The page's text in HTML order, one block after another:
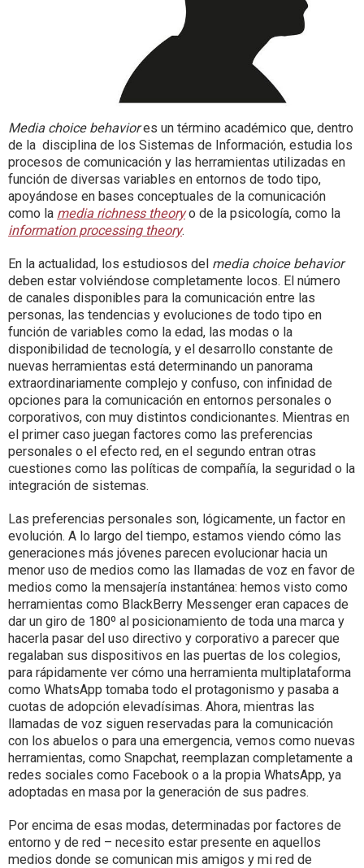
Media choice behaviores un término académico que, dentro
de la disciplina de los Sistemas de Información, estudia los
procesos de comunicación y las herramientas utilizadas en
función de diversas variables en entornos de todo tipo,
apoyándose en bases conceptuales de la comunicación
como la media richness theoryo de la psicología, como la
information processing theory.
En la actualidad, los estudiosos del media choice behavior
deben estar volviéndose completamente locos. El número
de canales disponibles para la comunicación entre las
personas, las tendencias y evoluciones de todo tipo en
función de variables como la edad, las modas o la
disponibilidad de tecnología, y el desarrollo constante de
nuevas herramientas está determinando un panorama
extraordinariamente complejo y confuso, con infinidad de
opciones para la comunicación en entornos personales o
corporativos, con muy distintos condicionantes. Mientras en
el primer caso juegan factores como las preferencias
personales o el efecto red, en el segundo entran otras
cuestiones como las políticas de compañía, la seguridad o la
integración de sistemas.
Las preferencias personales son, lógicamente, un factor en
evolución. A lo largo del tiempo, estamos viendo cómo las
generaciones más jóvenes parecen evolucionar hacia un
menor uso de medios como las llamadas de voz en favor de
medios como la mensajería instantánea: hemos visto como
herramientas como BlackBerry Messenger eran capaces de
dar un giro de 180º al posicionamiento de toda una marca y
hacerla pasar del uso directivo y corporativo a parecer que
regalaban sus dispositivos en las puertas de los colegios,
para rápidamente ver cómo una herramienta multiplataforma
como WhatsApp tomaba todo el protagonismo y pasaba a
cuotas de adopción elevadísimas. Ahora, mientras las
llamadas de voz siguen reservadas para la comunicación
con los abuelos o para una emergencia, vemos como nuevas
herramientas, como Snapchat, reemplazan completamente a
redes sociales como Facebook o a la propia WhatsApp, ya
adoptadas en masa por la generación de sus padres.
Por encima de esas modas, determinadas por factores de
entorno y de red – necesito estar presente en aquellos
medios donde se comunican mis amigos y mi red de